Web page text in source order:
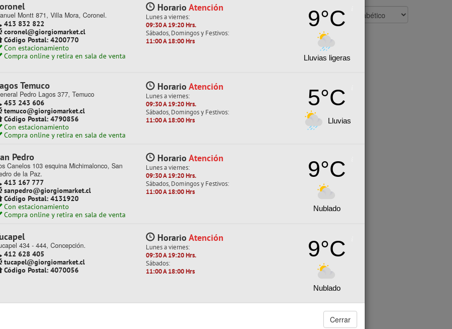
Montt 871, Villa Mora, Coronel.
413 832 822
coronel@giorgiomarket.cl
Código Postal: 4200770
Con estacionamiento
Compra online y retira en sala de venta
Lunes a viernes:
09:30 A 19:20 Hrs.
Sábados, Domingos y Festivos:
11:00 A 18:00 Hrs
453 243 606
temuco@giorgiomarket.cl
Código Postal: 4790856
Con estacionamiento
Compra online y retira en sala de venta
Lunes a viernes:
09:30 A 19:20 Hrs.
Sábados, Domingos y Festivos:
11:00 A 18:00 Hrs
Lluvias
Canelos 103 esquina Michimalonco, San
de la Paz.
413 167 777
sanpedro@giorgiomarket.cl
Código Postal: 4131920
Con estacionamiento
Compra online y retira en sala de venta
Lunes a viernes:
09:30 A 19:20 Hrs.
Sábados, Domingos y Festivos:
11:00 A 18:00 Hrs
Nublado
434 - 444, Concepción.
412 628 405
tucapel@giorgiomarket.cl
Código Postal: 4070056
Lunes a viernes:
09:30 A 19:20 Hrs.
Sábados:
11:00 A 18:00 Hrs
Nublado
Cerrar
40 resultados por página
- 40%
367)
20)
mayor
$ 7.983
3.193
/ Cotizar